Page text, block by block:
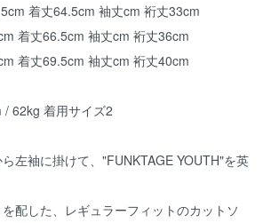
着丈64.5cm 袖丈cm 裄丈33cm
着丈66.5cm 袖丈cm 裄丈36cm
着丈69.5cm 袖丈cm 裄丈40cm
62kg 着用サイズ2
左袖に掛けて、"FUNKTAGE YOUTH"を英
配した、レギュラーフィットのカットソ